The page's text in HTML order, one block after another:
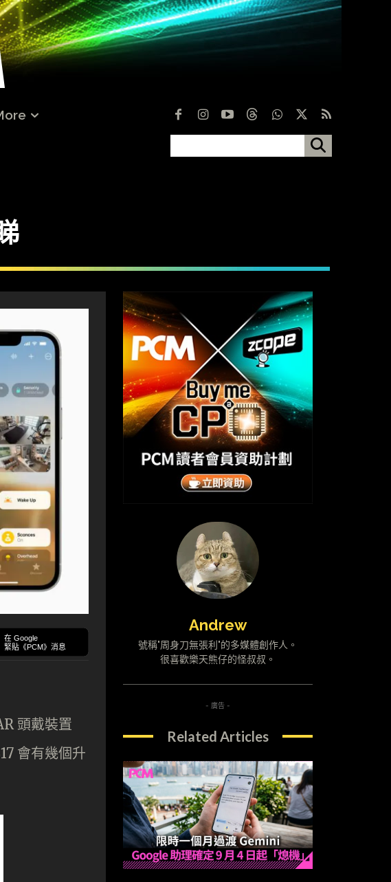
在 Google
緊貼《PCM》消息
頭戴裝置
會有幾個升
Andrew
號稱"周身刀無張利"的多媒體創作人。
很喜歡樂天熊仔的怪叔叔。
- 廣告 -
Related Articles